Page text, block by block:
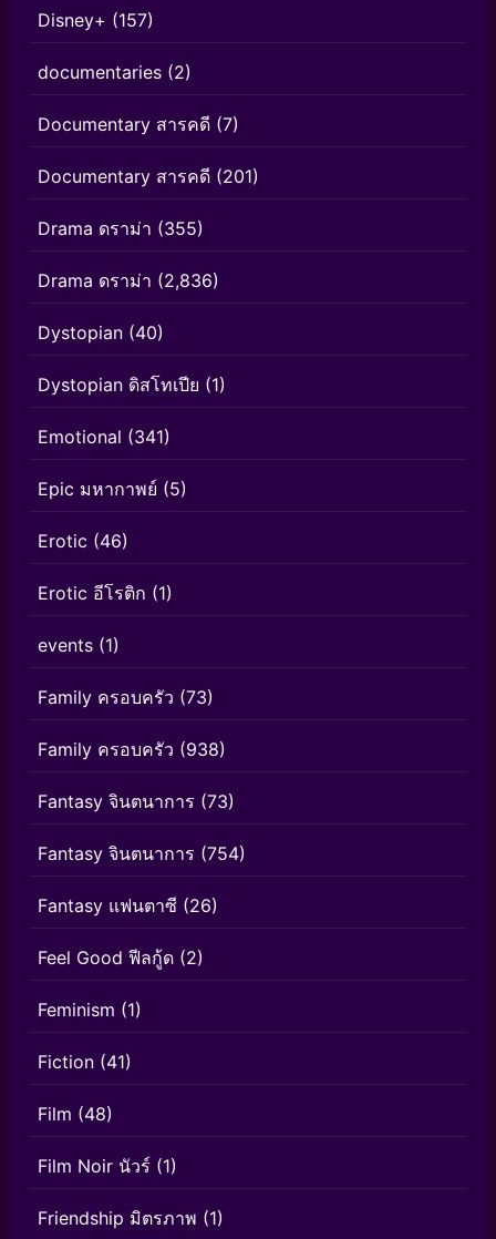
Disney+ (157)
documentaries (2)
Documentary สารคดี (7)
Documentary สารคดี (201)
Drama ดราม่า (355)
Drama ดราม่า (2,836)
Dystopian (40)
Dystopian ดิสโทเปีย (1)
Emotional (341)
Epic มหากาพย์ (5)
Erotic (46)
Erotic อีโรติก (1)
events (1)
Family ครอบครัว (73)
Family ครอบครัว (938)
Fantasy จินตนาการ (73)
Fantasy จินตนาการ (754)
Fantasy แฟนตาซี (26)
Feel Good ฟีลกู้ด (2)
Feminism (1)
Fiction (41)
Film (48)
Film Noir นัวร์ (1)
Friendship มิตรภาพ (1)